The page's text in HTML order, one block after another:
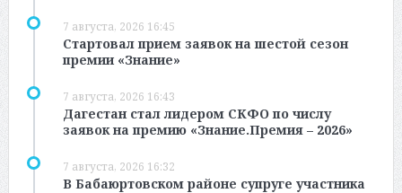
7 августа, 2026 16:45
Стартовал прием заявок на шестой сезон
премии «Знание»
7 августа, 2026 16:43
Дагестан стал лидером СКФО по числу
заявок на премию «Знание.Премия – 2026»
7 августа, 2026 16:32
В Бабаюртовском районе супруге участника